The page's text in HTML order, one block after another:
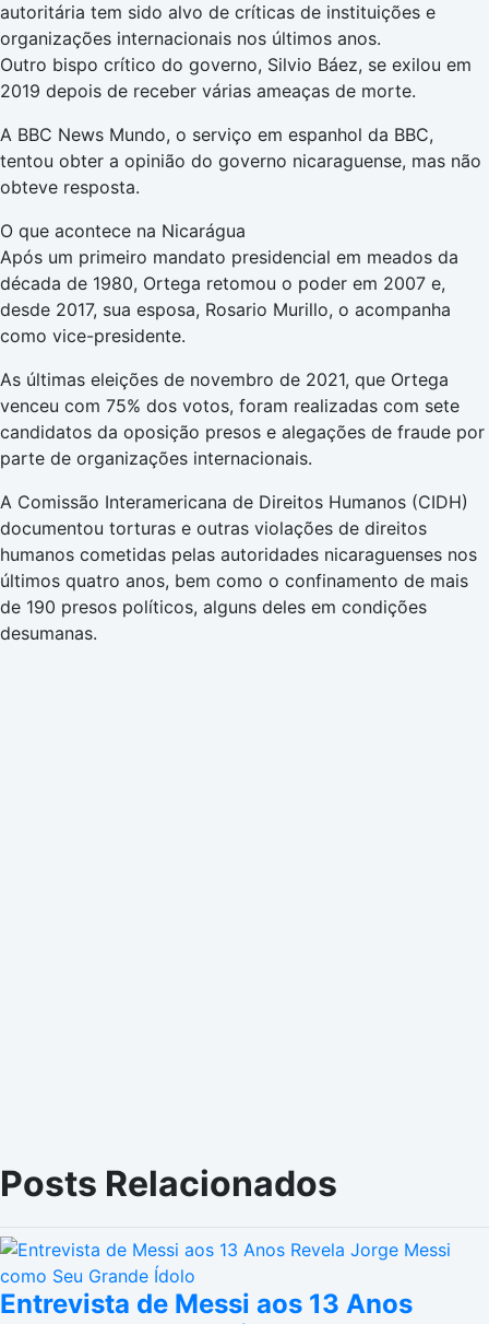
autoritária tem sido alvo de críticas de instituições e
organizações internacionais nos últimos anos.
Outro bispo crítico do governo, Silvio Báez, se exilou em
2019 depois de receber várias ameaças de morte.
A BBC News Mundo, o serviço em espanhol da BBC,
tentou obter a opinião do governo nicaraguense, mas não
obteve resposta.
O que acontece na Nicarágua
Após um primeiro mandato presidencial em meados da
década de 1980, Ortega retomou o poder em 2007 e,
desde 2017, sua esposa, Rosario Murillo, o acompanha
como vice-presidente.
As últimas eleições de novembro de 2021, que Ortega
venceu com 75% dos votos, foram realizadas com sete
candidatos da oposição presos e alegações de fraude por
parte de organizações internacionais.
A Comissão Interamericana de Direitos Humanos (CIDH)
documentou torturas e outras violações de direitos
humanos cometidas pelas autoridades nicaraguenses nos
últimos quatro anos, bem como o confinamento de mais
de 190 presos políticos, alguns deles em condições
desumanas.
Posts Relacionados
Entrevista de Messi aos 13 Anos